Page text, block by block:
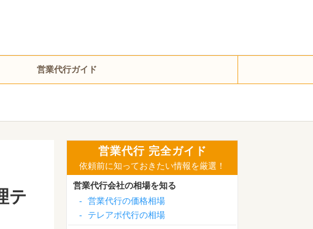
営業代行ガイド
テ
営業代行 完全ガイド
依頼前に知っておきたい情報を厳選！
営業代行会社の相場を知る
-
営業代行の価格相場
-
テレアポ代行の相場